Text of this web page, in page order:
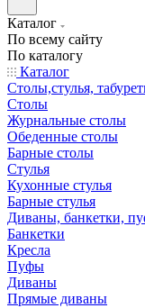
Каталог
По всему сайту
По каталогу
Каталог
Столы,стулья,
Столы
Журнальные столы
Обеденные столы
Барные столы
Стулья
Кухонные стулья
Барные стулья
Диваны, банкетки,
Банкетки
Кресла
Пуфы
Диваны
Прямые диваны